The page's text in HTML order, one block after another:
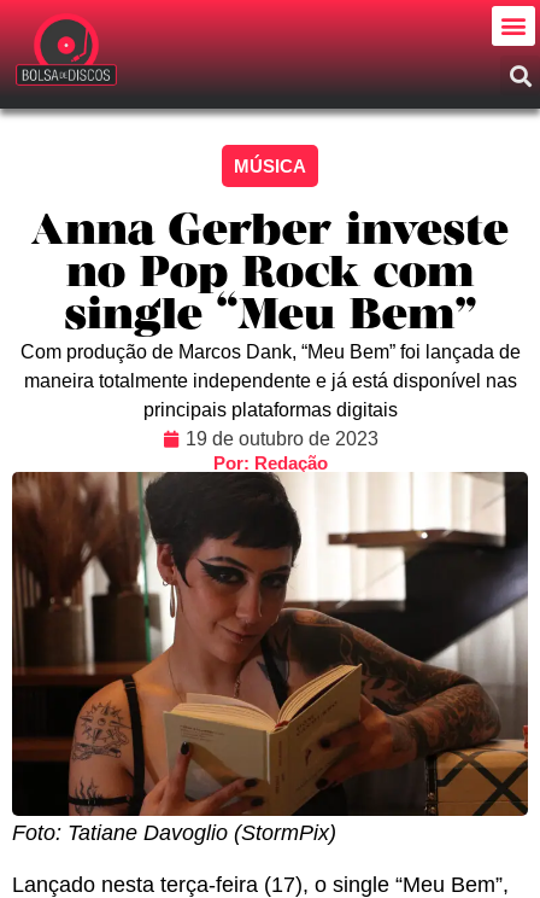
MÚSICA
Anna Gerber investe
no Pop Rock com
single “Meu Bem”
Com produção de Marcos Dank, “Meu Bem” foi lançada de
maneira totalmente independente e já está disponível nas
principais plataformas digitais
19 de outubro de 2023
Por: Redação
Foto: Tatiane Davoglio (StormPix)
Lançado nesta terça-feira (17), o single “Meu Bem”,